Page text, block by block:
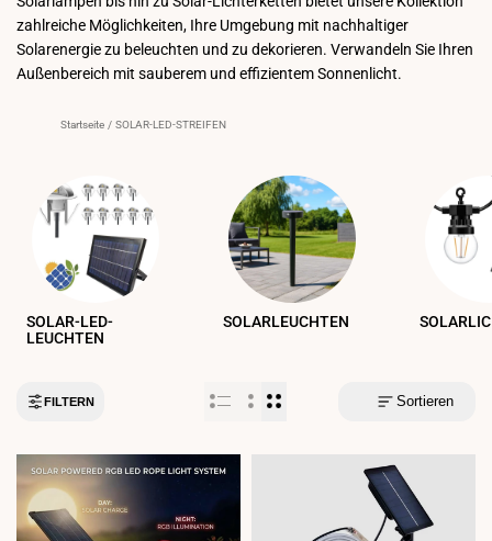
zahlreiche Möglichkeiten, Ihre Umgebung mit nachhaltiger
Solarenergie zu beleuchten und zu dekorieren. Verwandeln Sie Ihren
Außenbereich mit sauberem und effizientem Sonnenlicht.
Startseite / SOLAR-LED-STREIFEN
SOLAR-LED-
LEUCHTEN
SOLARLEUCHTEN
FILTERN Sortieren